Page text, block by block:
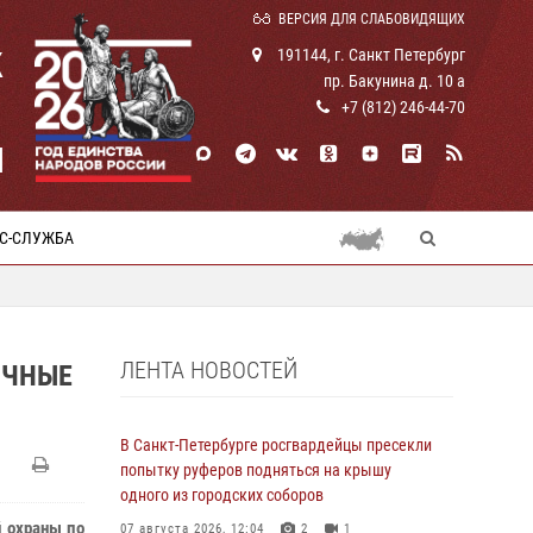
ВЕРСИЯ ДЛЯ СЛАБОВИДЯЩИХ
191144, г. Санкт Петербург
пр. Бакунина д. 10 а
+7 (812) 246-44-70
СЛУЖБА
охраны по
ЛЕНТА НОВОСТЕЙ
В Санкт-Петербурге росгвардейцы пресекли
попытку руферов подняться на крышу
одного из городских соборов
07 августа 2026, 12:04 2 1